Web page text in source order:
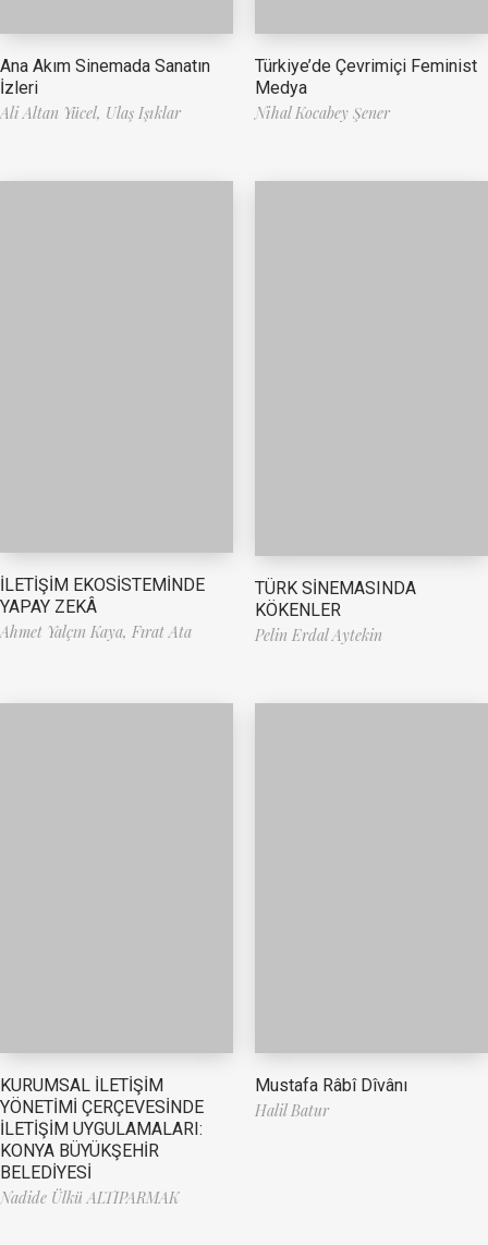
Ana Akım Sinemada Sanatın
İzleri
Ali Altan Yücel, Ulaş Işıklar
Türkiye’de Çevrimiçi Feminist
Medya
Nihal Kocabey Şener
İLETİŞİM EKOSİSTEMİNDE
YAPAY ZEKÂ
Ahmet Yalçın Kaya, Fırat Ata
TÜRK SİNEMASINDA
KÖKENLER
Pelin Erdal Aytekin
KURUMSAL İLETİŞİM
YÖNETİMİ ÇERÇEVESİNDE
İLETİŞİM UYGULAMALARI:
KONYA BÜYÜKŞEHİR
BELEDİYESİ
Nadide Ülkü ALTIPARMAK
Mustafa Râbî Dîvânı
Halil Batur